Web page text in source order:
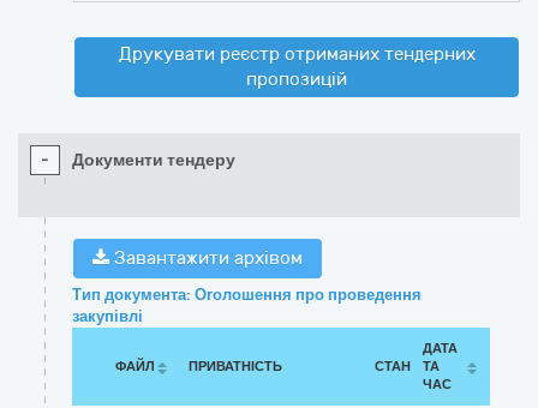
Друкувати реєстр отриманих тендерних
пропозицій
- Документи тендеру
Завантажити архівом
Тип документа: Оголошення про проведення
закупівлі
ФАЙЛ ПРИВАТНІСТЬ СТАН
ДАТА
ТА
ЧАС